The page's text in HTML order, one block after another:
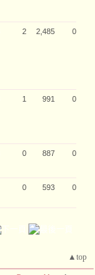
2 2,485 0
1 991 0
0 887 0
0 593 0
▲top